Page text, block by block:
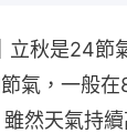
立秋是24節
氣，一般
然天氣持